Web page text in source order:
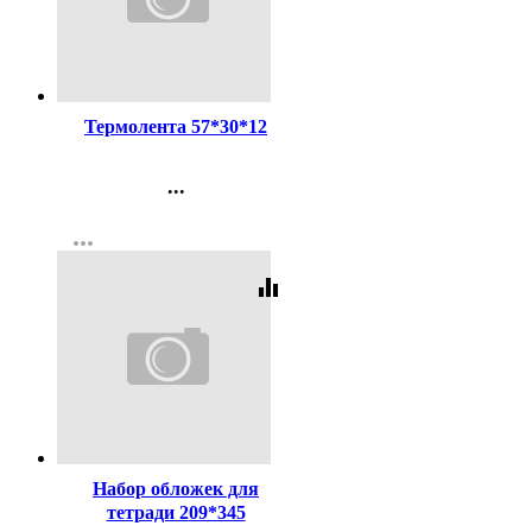
Термолента 57*30*12
...
Регистрация
more_horiz
equalizer
Набор обложек для
тетради 209*345